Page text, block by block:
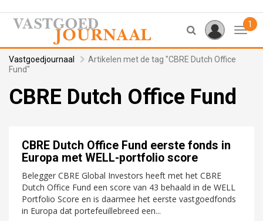
1
Vastgoedjournaal
Artikelen met de tag "CBRE Dutch Office
Fund"
CBRE Dutch Office Fund
CBRE Dutch Office Fund eerste fonds in
Europa met WELL-portfolio score
Belegger CBRE Global Investors heeft met het CBRE
Dutch Office Fund een score van 43 behaald in de WELL
Portfolio Score en is daarmee het eerste vastgoedfonds
in Europa dat portefeuillebreed een...